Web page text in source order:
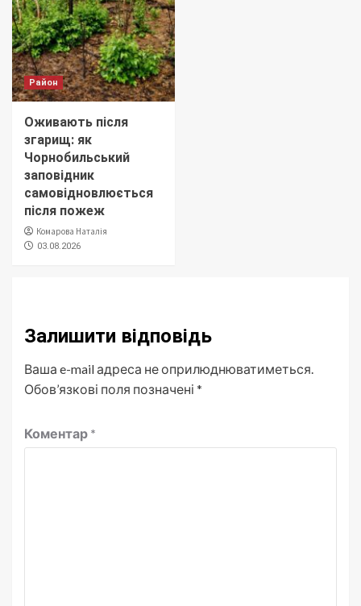
Район
Оживають після
згарищ: як
Чорнобильський
заповідник
самовідновлюється
після пожеж
Комарова Наталія
03.08.2026
Залишити відповідь
Ваша e-mail адреса не оприлюднюватиметься.
Обов’язкові поля позначені *
Коментар *